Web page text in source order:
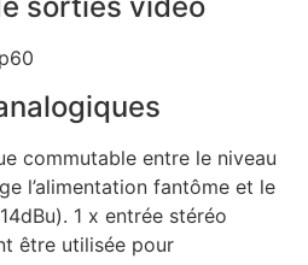
commutable entre le niveau
l’alimentation fantôme et le
1 x entrée stéréo
être utilisée pour